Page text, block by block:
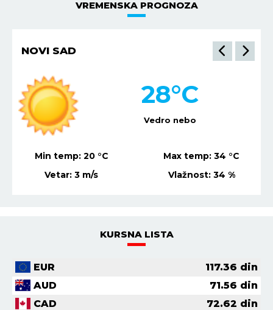
VREMENSKA PROGNOZA
NIŠ
Vedro nebo
30°C
Min temp:21 °C Max temp:36 °C
Vetar:3 m/s Vlažnost:41 %
KURSNA LISTA
EUR 117.36 din
AUD
71.56 din
CAD
72.62 din